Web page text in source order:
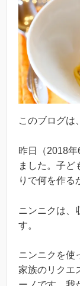
このブログは
昨日（2018
ました。子ど
りで何を作る
ニンニクは、
す。
ニンニクを使
家族のリクエ